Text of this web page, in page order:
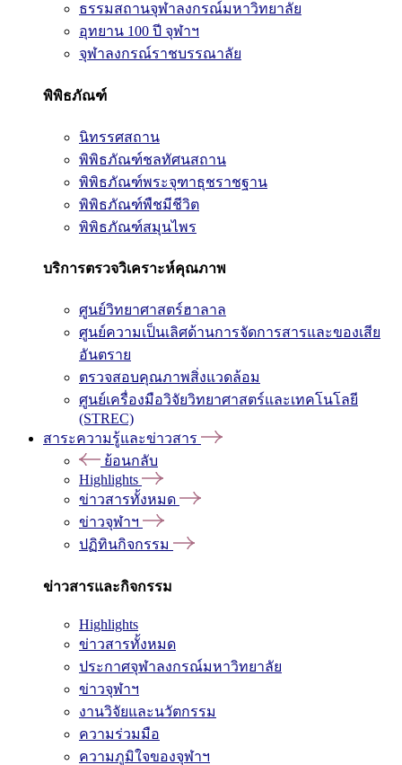
ธรรมสถานจุฬาลงกรณ์มหาวิทยาลัย
อุทยาน 100 ปี จุฬาฯ
จุฬาลงกรณ์ราชบรรณาลัย
พิพิธภัณฑ์
นิทรรศสถาน
พิพิธภัณฑ์ชลทัศนสถาน
พิพิธภัณฑ์พระจุฑาธุชราชฐาน
พิพิธภัณฑ์พืชมีชีวิต
พิพิธภัณฑ์สมุนไพร
บริการตรวจวิเคราะห์คุณภาพ
ศูนย์วิทยาศาสตร์ฮาลาล
ศูนย์ความเป็นเลิศด้านการจัดการสารและของเสีย
อันตราย
ตรวจสอบคุณภาพสิ่งแวดล้อม
ศูนย์เครื่องมือวิจัยวิทยาศาสตร์และเทคโนโลยี
(STREC)
สาระความรู้และข่าวสาร
ย้อนกลับ
Highlights
ข่าวสารทั้งหมด
ข่าวจุฬาฯ
ปฏิทินกิจกรรม
ข่าวสารและกิจกรรม
Highlights
ข่าวสารทั้งหมด
ประกาศจุฬาลงกรณ์มหาวิทยาลัย
ข่าวจุฬาฯ
งานวิจัยและนวัตกรรม
ความร่วมมือ
ความภูมิใจของจุฬาฯ